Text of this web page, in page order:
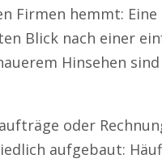
Firmen hemmt:
Blick nach einer
Hinsehen
oder
aufgebaut: